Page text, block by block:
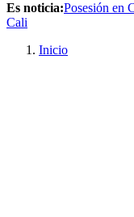
Es noticia:Posesión en
Cali
Inicio